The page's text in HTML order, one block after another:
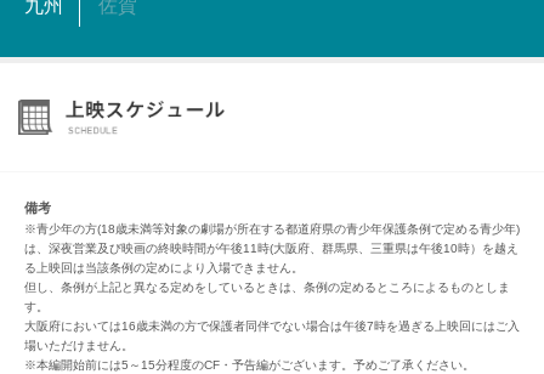
九州 佐賀
備考
※青少年の方(18歳未満等対象の劇場が所在する都道府県の青少年保護条例で定める青少年)
は、深夜営業及び映画の終映時間が午後11時(大阪府、群馬県、三重県は午後10時）を越え
る上映回は当該条例の定めにより入場できません。
但し、条例が上記と異なる定めをしているときは、条例の定めるところによるものとしま
す。
大阪府においては16歳未満の方で保護者同伴でない場合は午後7時を過ぎる上映回にはご入
場いただけません。
※本編開始前には5～15分程度のCF・予告編がございます。予めご了承ください。